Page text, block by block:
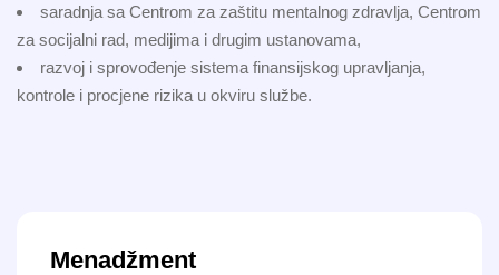
Menadžment
saradnja sa Centrom za zaštitu mentalnog zdravlja, Centrom
za socijalni rad, medijima i drugim ustanovama,
razvoj i sprovođenje sistema finansijskog upravljanja,
kontrole i procjene rizika u okviru službe.